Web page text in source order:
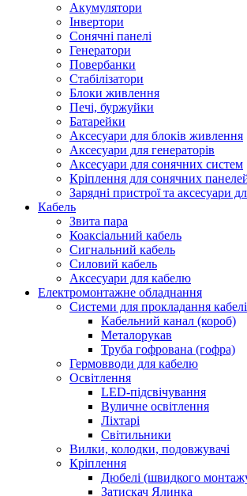
Акумулятори
Інвертори
Сонячні панелі
Генератори
Повербанки
Стабілізатори
Блоки живлення
Печі, буржуйки
Батарейки
Аксесуари для блоків живлення
Аксесуари для генераторів
Аксесуари для сонячних систем
Кріплення для сонячних
Зарядні пристрої та аксесуари
Кабель
Звита пара
Коаксіальний кабель
Сигнальний кабель
Силовий кабель
Аксесуари для кабелю
Електромонтажне обладнання
Системи для прокладання
Кабельний канал (короб)
Металорукав
Труба гофрована (гофра)
Гермовводи для кабелю
Освітлення
LED-підсвічування
Вуличне освітлення
Ліхтарі
Світильники
Вилки, колодки, подовжувачі
Кріплення
Дюбелі (швидкого
Затискач Ялинка